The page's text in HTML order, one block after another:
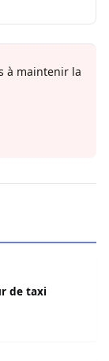
à maintenir la
de taxi